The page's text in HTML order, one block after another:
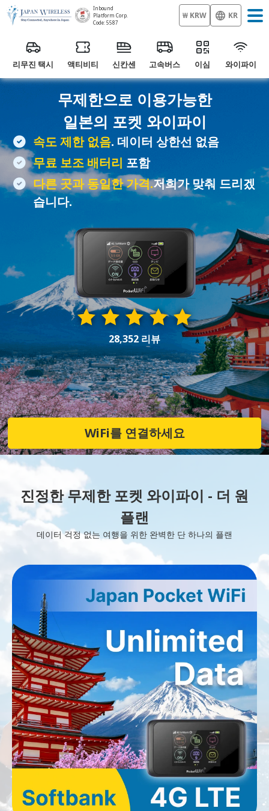
Inbound
Platform Corp.
Code: 5587
₩ KRW KR
리무진 택시 액티비티 신칸센 고속버스 이심 와이파이
무제한으로 이용가능한
일본의 포켓 와이파이
속도 제한 없음. 데이터 상한선 없음
무료 보조 배터리 포함
다른 곳과 동일한 가격.저희가 맞춰 드리겠
습니다.
28,352 리뷰
WiFi를 연결하세요
진정한 무제한 포켓 와이파이 - 더 원
플랜
데이터 걱정 없는 여행을 위한 완벽한 단 하나의 플랜